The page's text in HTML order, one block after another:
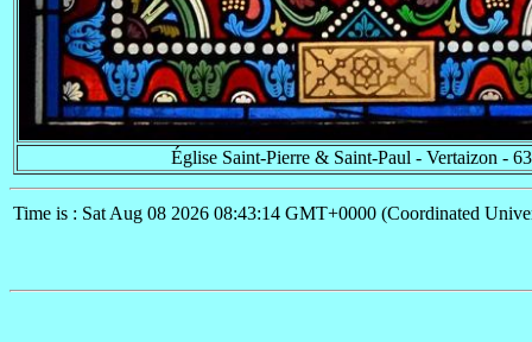
Église Saint-Pierre & Saint-Paul - Vertaizon -
Time is : Sat Aug 08 2026 08:43:14 GMT+0000 (Coordinated